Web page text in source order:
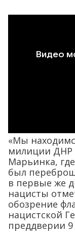
«Мы
милиции ДНР
Марьинка,
был
в первые же
нацисты
обозрение
нацистской
преддверии 9